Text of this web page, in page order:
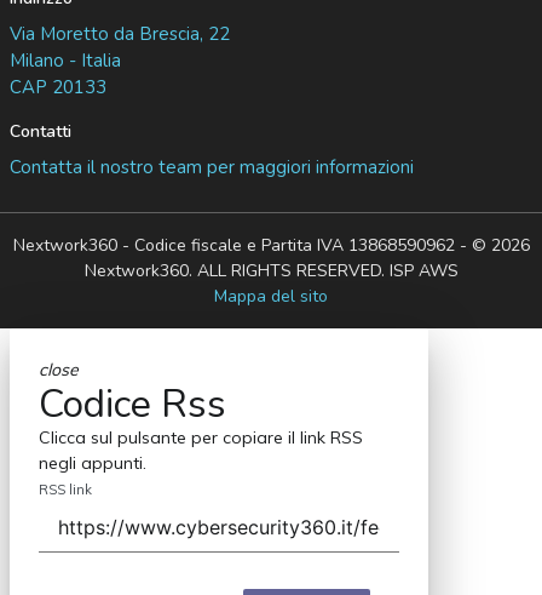
Via Moretto da Brescia, 22
Milano - Italia
CAP 20133
Contatti
Contatta il nostro team per maggiori informazioni
Nextwork360 - Codice fiscale e Partita IVA 13868590962 - © 2026
Nextwork360. ALL RIGHTS RESERVED. ISP AWS
Mappa del sito
close
Codice Rss
Clicca sul pulsante per copiare il link RSS
negli appunti.
RSS link